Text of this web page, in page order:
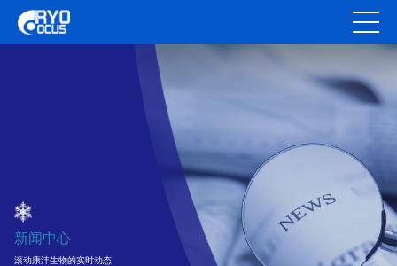
新闻中心
滚动康沣生物的实时动态